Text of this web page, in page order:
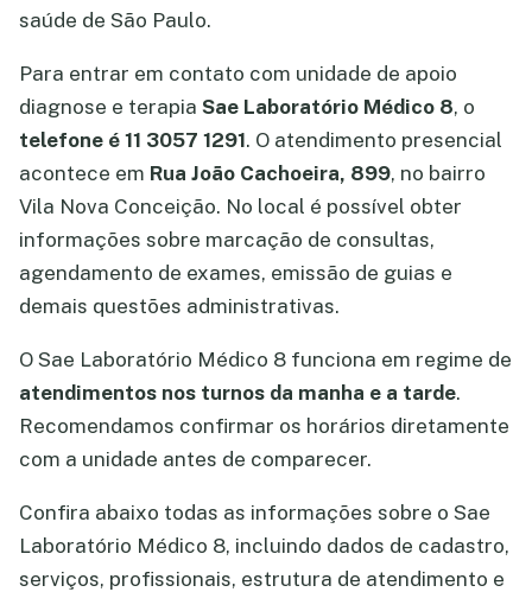
saúde de São Paulo.
Para entrar em contato com unidade de apoio
diagnose e terapia Sae Laboratório Médico 8, o
telefone é 11 3057 1291. O atendimento presencial
acontece em Rua João Cachoeira, 899, no bairro
Vila Nova Conceição. No local é possível obter
informações sobre marcação de consultas,
agendamento de exames, emissão de guias e
demais questões administrativas.
O Sae Laboratório Médico 8 funciona em regime de
atendimentos nos turnos da manha e a tarde.
Recomendamos confirmar os horários diretamente
com a unidade antes de comparecer.
Confira abaixo todas as informações sobre o Sae
Laboratório Médico 8, incluindo dados de cadastro,
serviços, profissionais, estrutura de atendimento e